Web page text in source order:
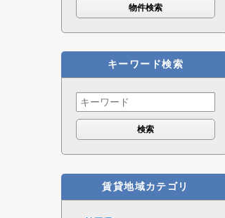
キーワード検索
Search
for:
賃貸地域カテゴリ